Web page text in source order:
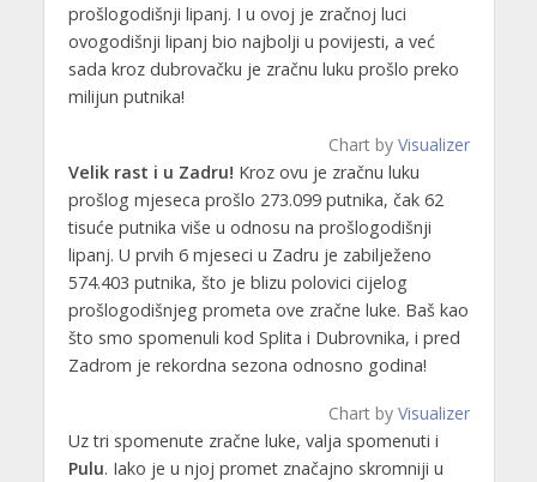
prošlogodišnji lipanj. I u ovoj je zračnoj luci
ovogodišnji lipanj bio najbolji u povijesti, a već
sada kroz dubrovačku je zračnu luku prošlo preko
milijun putnika!
Chart by Visualizer
Velik rast i u Zadru! Kroz ovu je zračnu luku
prošlog mjeseca prošlo 273.099 putnika, čak 62
tisuće putnika više u odnosu na prošlogodišnji
lipanj. U prvih 6 mjeseci u Zadru je zabilježeno
574.403 putnika, što je blizu polovici cijelog
prošlogodišnjeg prometa ove zračne luke. Baš kao
što smo spomenuli kod Splita i Dubrovnika, i pred
Zadrom je rekordna sezona odnosno godina!
Chart by Visualizer
Uz tri spomenute zračne luke, valja spomenuti i
Pulu. Iako je u njoj promet značajno skromniji u